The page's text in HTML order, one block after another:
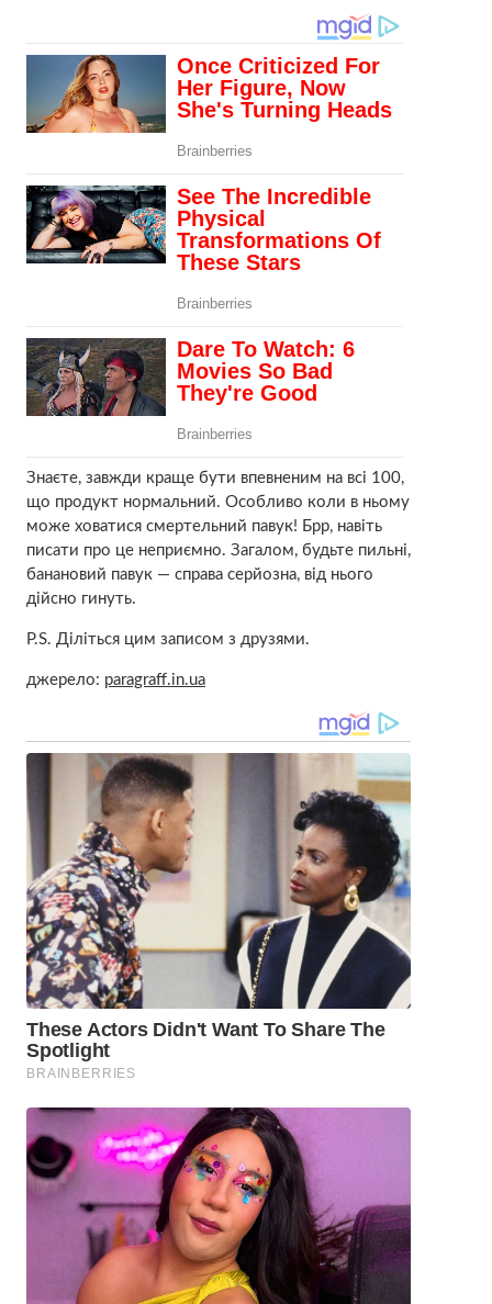
Знаєте, завжди краще бути впевненим на всі 100,
що продукт нормальний. Особливо коли в ньому
може ховатися смертельний павук! Брр, навіть
писати про це неприємно. Загалом, будьте пильні,
банановий павук — справа серйозна, від нього
дійсно гинуть.
P.S. Діліться цим записом з друзями.
джерело: paragraff.in.ua